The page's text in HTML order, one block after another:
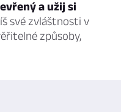
a užij si
své zvláštnosti v
způsoby,